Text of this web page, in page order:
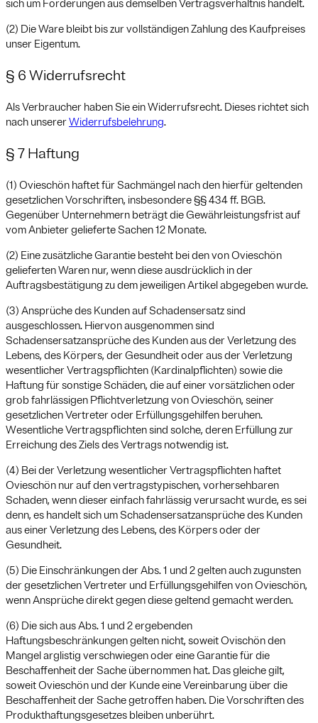
sich um Forderungen aus demselben Vertragsverhältnis handelt.
(2) Die Ware bleibt bis zur vollständigen Zahlung des Kaufpreises
unser Eigentum.
§ 6 Widerrufsrecht
Als Verbraucher haben Sie ein Widerrufsrecht. Dieses richtet sich
nach unsererWiderrufsbelehrung.
§ 7 Haftung
(1) Ovieschön haftet für Sachmängel nach den hierfür geltenden
gesetzlichen Vorschriften, insbesondere §§ 434 ff. BGB.
Gegenüber Unternehmern beträgt die Gewährleistungsfrist auf
vom Anbieter gelieferte Sachen 12 Monate.
(2) Eine zusätzliche Garantie besteht bei den von Ovieschön
gelieferten Waren nur, wenn diese ausdrücklich in der
Auftragsbestätigung zu dem jeweiligen Artikel abgegeben wurde.
(3) Ansprüche des Kunden auf Schadensersatz sind
ausgeschlossen. Hiervon ausgenommen sind
Schadensersatzansprüche des Kunden aus der Verletzung des
Lebens, des Körpers, der Gesundheit oder aus der Verletzung
wesentlicher Vertragspflichten (Kardinalpflichten) sowie die
Haftung für sonstige Schäden, die auf einer vorsätzlichen oder
grob fahrlässigen Pflichtverletzung von Ovieschön, seiner
gesetzlichen Vertreter oder Erfüllungsgehilfen beruhen.
Wesentliche Vertragspflichten sind solche, deren Erfüllung zur
Erreichung des Ziels des Vertrags notwendig ist.
(4) Bei der Verletzung wesentlicher Vertragspflichten haftet
Ovieschön nur auf den vertragstypischen, vorhersehbaren
Schaden, wenn dieser einfach fahrlässig verursacht wurde, es sei
denn, es handelt sich um Schadensersatzansprüche des Kunden
aus einer Verletzung des Lebens, des Körpers oder der
Gesundheit.
(5) Die Einschränkungen der Abs. 1 und 2 gelten auch zugunsten
der gesetzlichen Vertreter und Erfüllungsgehilfen von Ovieschön,
wenn Ansprüche direkt gegen diese geltend gemacht werden.
(6) Die sich aus Abs. 1 und 2 ergebenden
Haftungsbeschränkungen gelten nicht, soweit Ovischön den
Mangel arglistig verschwiegen oder eine Garantie für die
Beschaffenheit der Sache übernommen hat. Das gleiche gilt,
soweit Ovieschön und der Kunde eine Vereinbarung über die
Beschaffenheit der Sache getroffen haben. Die Vorschriften des
Produkthaftungsgesetzes bleiben unberührt.